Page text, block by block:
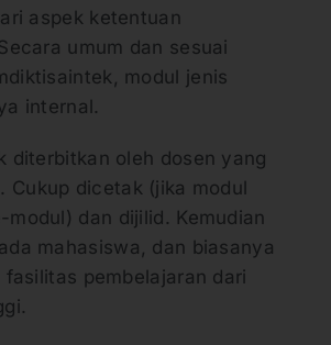
aspek ketentuan
umum dan sesuai
modul jenis
internal.
diterbitkan oleh dosen yang
Cukup dicetak (jika modul
modul) dan dijilid. Kemudian
mahasiswa, dan biasanya
pembelajaran dari